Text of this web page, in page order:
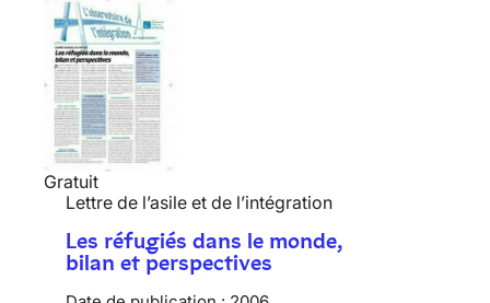
Gratuit
Lettre de l’asile et de l’intégration
Les réfugiés dans le monde,
bilan et perspectives